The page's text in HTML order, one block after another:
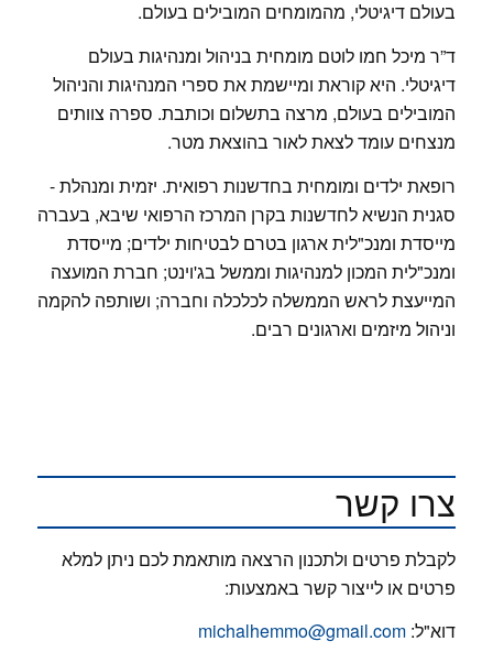
בעולם דיגיטלי, מהמומחים המובילים בעולם.
ד”ר מיכל חמו לוטם מומחית בניהול ומנהיגות בעולם
דיגיטלי. היא קוראת ומיישמת את ספרי המנהיגות והניהול
המובילים בעולם, מרצה בתשלום וכותבת. ספרה צוותים
מנצחים עומד לצאת לאור בהוצאת מטר.
רופאת ילדים ומומחית בחדשנות רפואית. יזמית ומנהלת -
סגנית הנשיא לחדשנות בקרן המרכז הרפואי שיבא, בעברה
מייסדת ומנכ"לית ארגון בטרם לבטיחות ילדים; מייסדת
ומנכ"לית המכון למנהיגות וממשל בג'וינט; חברת המועצה
המייעצת לראש הממשלה לכלכלה וחברה; ושותפה להקמה
וניהול מיזמים וארגונים רבים.
צרו קשר
לקבלת פרטים ולתכנון הרצאה מותאמת לכם ניתן למלא
פרטים או לייצור קשר באמצעות:
דוא"ל: michalhemmo@gmail.com